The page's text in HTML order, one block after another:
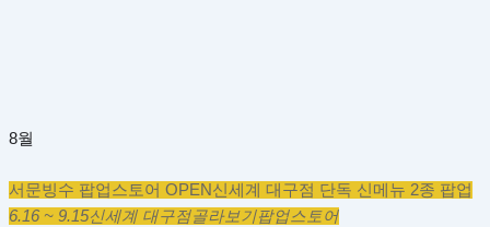
8월
서문빙수 팝업스토어 OPEN신세계 대구점 단독 신메뉴 2종 팝업
6.16 ~ 9.15신세계 대구점골라보기팝업스토어